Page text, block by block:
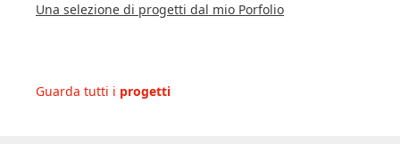
Una selezione di progetti dal mio Porfolio
Guarda tutti i progetti